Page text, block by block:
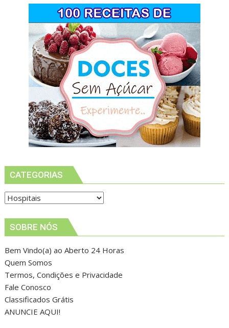
CATEGORIAS
Categorias
SOBRE NÓS
Bem Vindo(a) ao Aberto 24 Horas
Quem Somos
Termos, Condições e Privacidade
Fale Conosco
Classificados Grátis
ANUNCIE AQUI!